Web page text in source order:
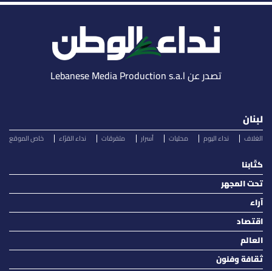
تصدر عن Lebanese Media Production s.a.l
لبنان
الغلاف نداء اليوم محليات أسرار متفرقات نداء القرّاء خاص الموقع
كتّابنا
تحت المجهر
آراء
اقتصاد
العالم
ثقافة وفنون